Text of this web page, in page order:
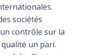
sociétés
contrôle sur la
un pari.